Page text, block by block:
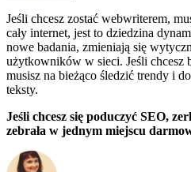
Jeśli chcesz zostać webwriterem,
cały internet, jest to dziedzina
nowe badania, zmieniają się
użytkowników w sieci. Jeśli chcesz
musisz na bieżąco śledzić trendy i
teksty.
Jeśli chcesz się poduczyć SEO,
zebrała w jednym miejscu